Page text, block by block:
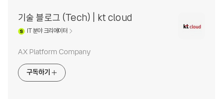
기술 블로그 (Tech) | kt cloud
IT분야 크리에이터
AX Platform Company
구독하기